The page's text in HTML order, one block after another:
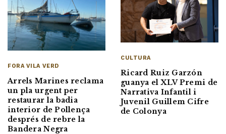
FORA VILA VERD
Arrels Marines reclama
un pla urgent per
restaurar la badia
interior de Pollença
després de rebre la
Bandera Negra
CULTURA
Ricard Ruiz Garzón
guanya el XLV Premi de
Narrativa Infantil i
Juvenil Guillem Cifre
de Colonya